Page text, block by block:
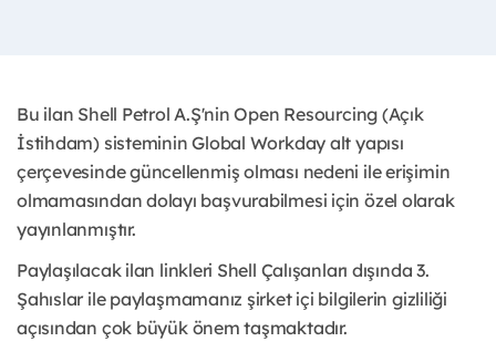
Bu ilan Shell Petrol A.Ş'nin Open Resourcing (Açık
İstihdam) sisteminin Global Workday alt yapısı
çerçevesinde güncellenmiş olması nedeni ile erişimin
olmamasından dolayı başvurabilmesi için özel olarak
yayınlanmıştır.
Paylaşılacak ilan linkleri Shell Çalışanları dışında 3.
Şahıslar ile paylaşmamanız şirket içi bilgilerin gizliliği
açısından çok büyük önem taşmaktadır.